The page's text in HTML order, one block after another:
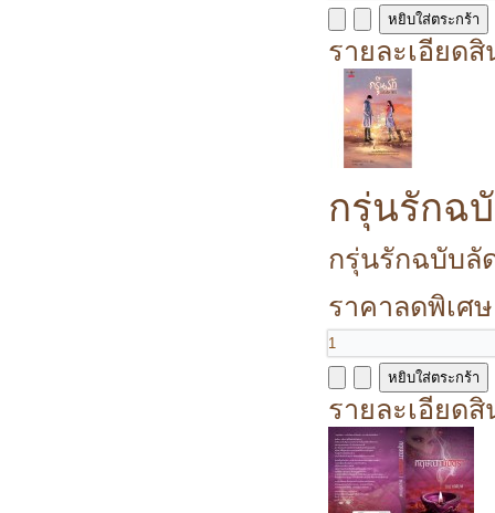
รายละเอียด
กรุ่นรักฉ
กรุ่นรักฉบับลั
ราคาลดพิเศ
รายละเอียด